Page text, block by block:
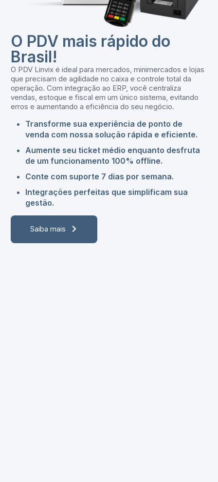
O PDV mais rápido do
Brasil!
O PDV Linvix é ideal para mercados, minimercados e lojas
que precisam de agilidade no caixa e controle total da
operação. Com integração ao ERP, você centraliza
vendas, estoque e fiscal em um único sistema, evitando
erros e aumentando a eficiência do seu negócio.
Transforme sua experiência de ponto de
venda com nossa solução rápida e eficiente.
Aumente seu ticket médio enquanto desfruta
de um funcionamento 100% offline.
Conte com suporte 7 dias por semana.
Integrações perfeitas que simplificam sua
gestão.
Saiba mais